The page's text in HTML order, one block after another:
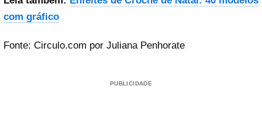
com gráfico
Fonte: Circulo.com por Juliana Penhorate
PUBLICIDADE